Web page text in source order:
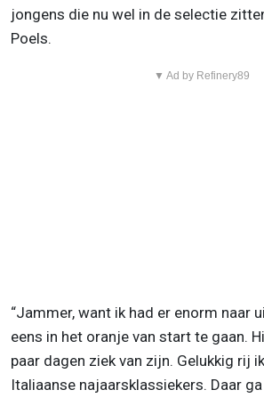
jongens die nu wel in de selectie
Poels.
▼ Ad by Refinery89
“Jammer, want ik had er enorm naar
eens in het oranje van start te gaan.
paar dagen ziek van zijn. Gelukkig rij
Italiaanse najaarsklassiekers. Daar